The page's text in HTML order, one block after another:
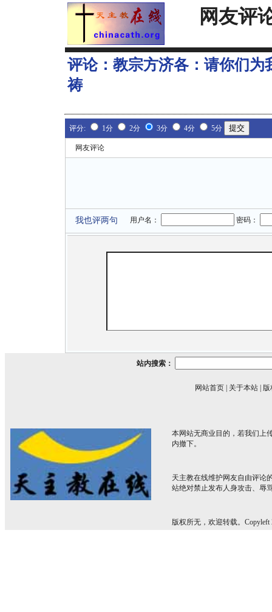
网友评
评论： 教宗方济各：请你们为
祷
评分: 1分 2分 3分 4分 5分
网友评论
我也评两句 用户名： 密码：
站内搜索：
网站首页 关于本站 版
本网站无商业目的，若我们上
内撤下。
天主教在线维护网友自由评论
站绝对禁止发布人身攻击、辱
版权所无，欢迎转载。